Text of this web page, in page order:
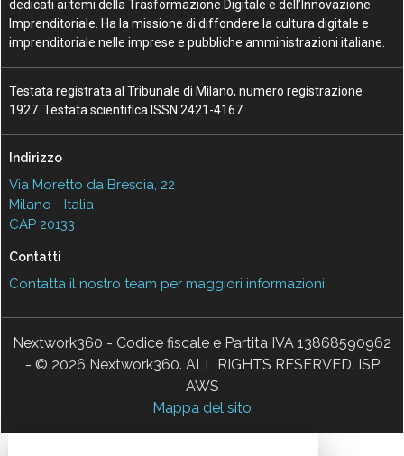
dedicati ai temi della Trasformazione Digitale e dell’Innovazione
Imprenditoriale. Ha la missione di diffondere la cultura digitale e
imprenditoriale nelle imprese e pubbliche amministrazioni italiane.
Testata registrata al Tribunale di Milano, numero registrazione
1927. Testata scientifica ISSN 2421-4167
Indirizzo
Via Moretto da Brescia, 22
Milano - Italia
CAP 20133
Contatti
Contatta il nostro team per maggiori informazioni
Nextwork360 - Codice fiscale e Partita IVA 13868590962
- © 2026 Nextwork360. ALL RIGHTS RESERVED. ISP
AWS
Mappa del sito